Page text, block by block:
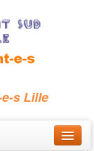
s Lille